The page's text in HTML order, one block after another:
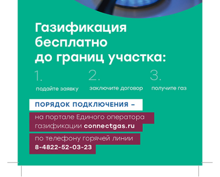
Чем удивит X Международный фестиваль «Калитка»
8 Авг 2026 12:37 308
Забыл вещи в транспорте? Рассказываем, что ждёт
пассажиров по новым правилам
8 Авг 2026 12:12 917
Более 40 миллионов на металлургию получил бизнес
Твери
8 Авг 2026 11:37 342
От теории до практики: в детских лагерях Тверской